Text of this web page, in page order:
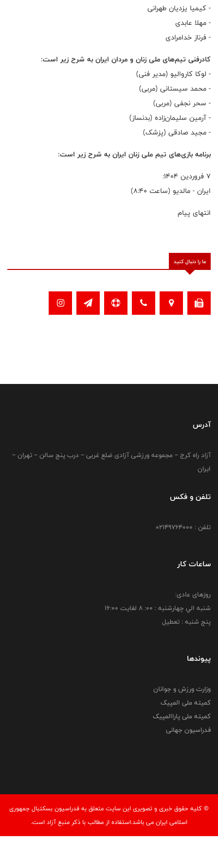
- کیمیا یزدیان طهرانی
- مهلا عابدی
- فرناز خدامرادی
کادرفنی تیم‌های ملی زنان و مردان ایران به شرح زیر است:
- لوکا کاروالیو (مدیر فنی)
- محمد سیستانی (مربی)
- سحر نجفی (مربی)
- آرمین سلیمان‌زاده (بدنساز)
- مجید صادقی (پزشک)
برنامه بازی‌های تیم ملی زنان ایران به شرح زیر است:
۷ فروردین ۱۴۰۴:
ایران - مالدیو (ساعت ۸:۴۰)
انتهای پیام
ما را دنبال کنید
آدرس
آزاد راه کرج – مجموعه ورزشی آزادی ضلع غربی – درب پنج سالن – تهران –
ایران
تلفن و فکس
تلفن : 02149764000
ساعات کار
روزهای عادی:
شنبه الي چهارشنبه : 00: 8 لغايت 16:00
پنج شنبه : تعطیل
پیوندها
وزارت ورزش و جوانان
کمیته ملی المپیک
کمیته ملی پاراالمپیک
فدراسیون جهانی
© کليه حقوق خبری و تصويری اين سايت متعلق به فدراسیون بسکتبال جمهوری
اسلامی ایران می باشد.استفاده از مطالب با ذكر منبع آزاد است.